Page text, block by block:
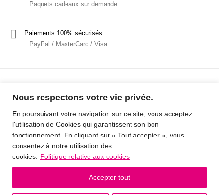
Nous respectons votre vie privée.
En poursuivant votre navigation sur ce site, vous acceptez
l'utilisation de Cookies qui garantissent son bon
fonctionnement. En cliquant sur « Tout accepter », vous
consentez à notre utilisation des
cookies.
Politique relative aux cookies
Accepter tout
Paquets cadeaux sur demande
Paiements 100% sécurisés
PayPal / MasterCard / Visa
Mentions Légales
Politique de confidentialité / RGPD
Conditions Générales de Vente
© 2019 - Cousins & Cousines